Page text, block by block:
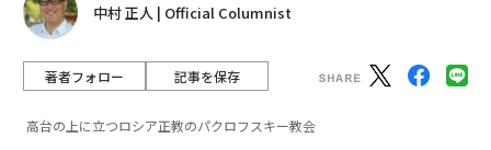
中村 正人 | Official Columnist
著者フォロー 記事を保存
高台の上に立つロシア正教のパクロフスキー教会